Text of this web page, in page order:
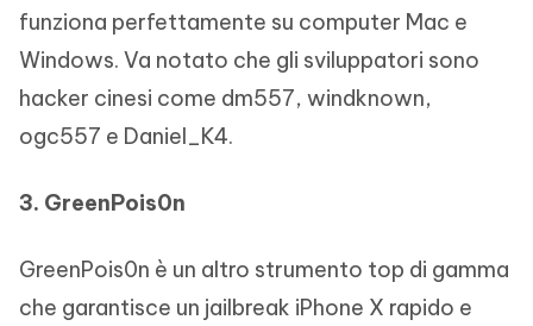
funziona perfettamente su computer Mac e
Windows. Va notato che gli sviluppatori sono
hacker cinesi come dm557, windknown,
ogc557 e Daniel_K4.
3. GreenPois0n
GreenPois0n è un altro strumento top di gamma
che garantisce un jailbreak iPhone X rapido e